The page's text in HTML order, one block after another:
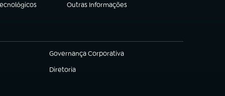
Outras Informações
(abre em nova aba)
Governança Corporativa
(abre em nova aba)
Diretoria
(abre em nova aba)